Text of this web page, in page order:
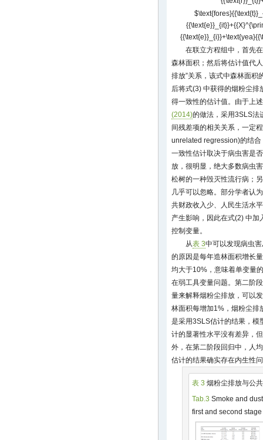
在联立方程组中，首先
森林面积；然后将估计值代
排放”关系，该式中森林面积
后将式(3) 中获得的烟粉尘
得一致性的估计值。由于上
(2014)的做法，采用3SLS法
间残差项的相关关系，一定
unrelated regression)的结
一致性估计取决于病虫害是
放，很明显，绝大多数病虫
松树的一种毁灭性流行病；
几乎可以忽略。部分学者认
共财政收入少、人民生活水
产生影响，因此在式(2) 中
控制变量。
从表 3中可以发现病虫
的原因是每年造林面积增长
均大于10%，意味着单变量的
在弱工具变量问题。第二阶
量来解释烟粉尘排放，可以
林面积每增加1%，烟粉尘排
是采用3SLS估计的结果，模
计的显著性水平没有差异，
外，在第二阶段回归中，人
估计的结果确实存在内生性
表 3 烟粉尘排放与公
Tab.3 Smoke and
first and second